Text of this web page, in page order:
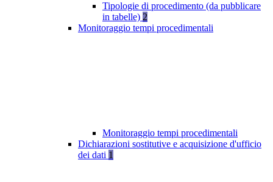
Tipologie di procedimento (da pubblicare
in tabelle) 2
Monitoraggio tempi procedimentali
Monitoraggio tempi procedimentali
Dichiarazioni sostitutive e acquisizione d'ufficio
dei dati 1